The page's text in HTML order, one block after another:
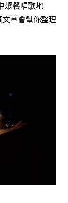
聚餐唱歌地
章會幫你整理